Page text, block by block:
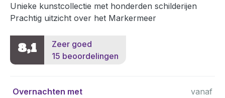
Unieke kunstcollectie met honderden schilderijen
Prachtig uitzicht over het Markermeer
8,1
Zeer goed
15 beoordelingen
Overnachten met
vanaf